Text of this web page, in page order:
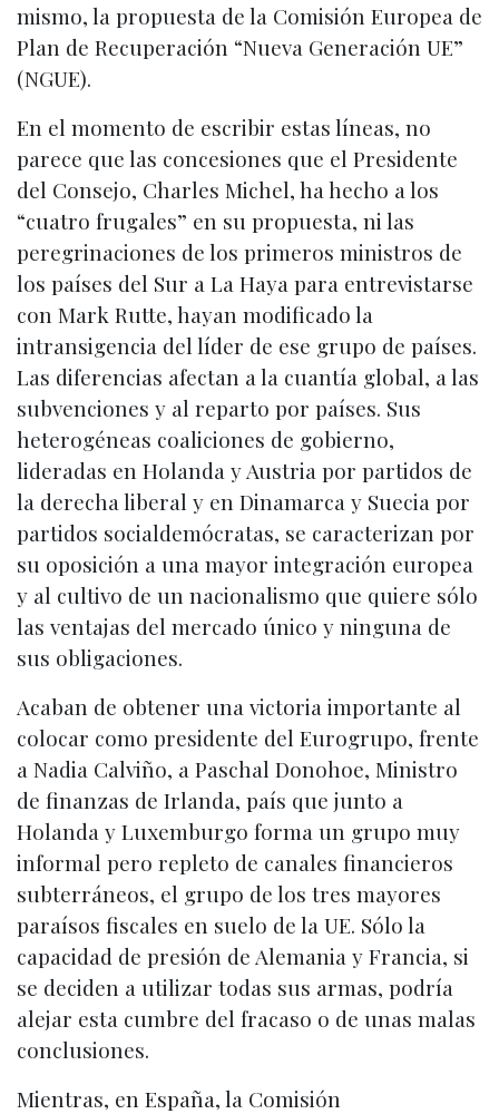
mismo, la propuesta de la Comisión Europea de
Plan de Recuperación “Nueva Generación UE”
(NGUE).
En el momento de escribir estas líneas, no
parece que las concesiones que el Presidente
del Consejo, Charles Michel, ha hecho a los
“cuatro frugales” en su propuesta, ni las
peregrinaciones de los primeros ministros de
los países del Sur a La Haya para entrevistarse
con Mark Rutte, hayan modificado la
intransigencia del líder de ese grupo de países.
Las diferencias afectan a la cuantía global, a las
subvenciones y al reparto por países. Sus
heterogéneas coaliciones de gobierno,
lideradas en Holanda y Austria por partidos de
la derecha liberal y en Dinamarca y Suecia por
partidos socialdemócratas, se caracterizan por
su oposición a una mayor integración europea
y al cultivo de un nacionalismo que quiere sólo
las ventajas del mercado único y ninguna de
sus obligaciones.
Acaban de obtener una victoria importante al
colocar como presidente del Eurogrupo, frente
a Nadia Calviño, a Paschal Donohoe, Ministro
de finanzas de Irlanda, país que junto a
Holanda y Luxemburgo forma un grupo muy
informal pero repleto de canales financieros
subterráneos, el grupo de los tres mayores
paraísos fiscales en suelo de la UE. Sólo la
capacidad de presión de Alemania y Francia, si
se deciden a utilizar todas sus armas, podría
alejar esta cumbre del fracaso o de unas malas
conclusiones.
Mientras, en España, la Comisión